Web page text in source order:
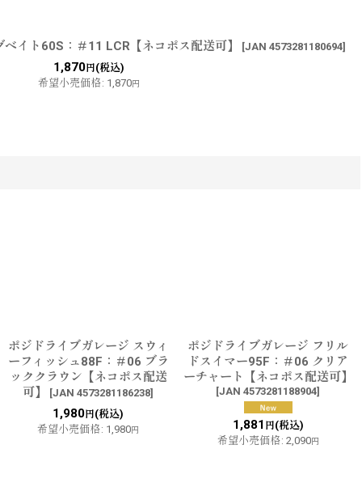
イト60S：＃11 LCR【ネコポス配送可】 [JAN 4573281180694]
1,870円(税込)
希望小売価格: 1,870円
ポジドライブガレージ スウィ
ーフィッシュ88F：＃06 ブラ
ッククラウン【ネコポス配送
可】
[JAN 4573281186238]
1,980 円(税込)
希望小売価格: 1,980円
ポジドライブガレージ フリル
ドスイマー95F：＃06 クリア
ーチャート【ネコポス配送可】
[JAN 4573281188904]
1,881 円(税込)
希望小売価格: 2,090円